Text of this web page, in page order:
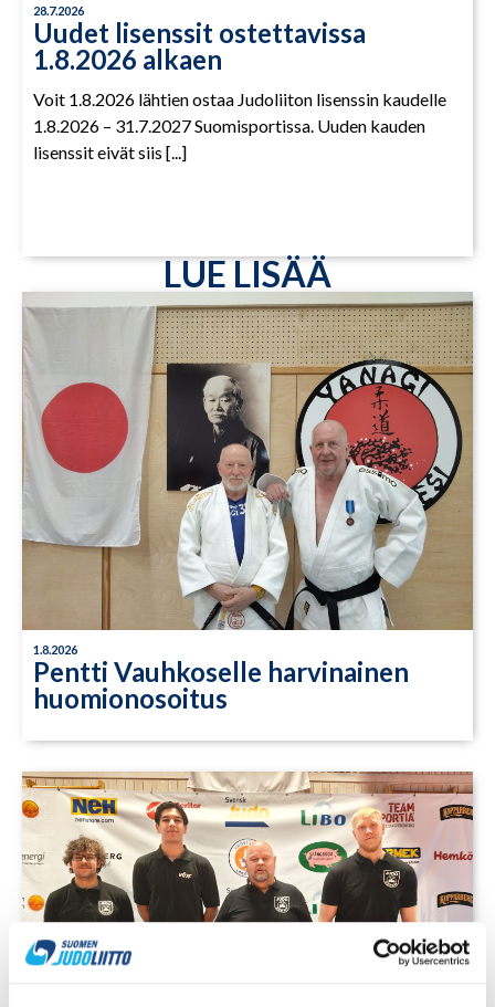
28.7.2026
Uudet lisenssit ostettavissa
1.8.2026 alkaen
Voit 1.8.2026 lähtien ostaa Judoliiton lisenssin kaudelle
1.8.2026 – 31.7.2027 Suomisportissa. Uuden kauden
lisenssit eivät siis [...]
LUE LISÄÄ
1.8.2026
Pentti Vauhkoselle harvinainen
huomionosoitus